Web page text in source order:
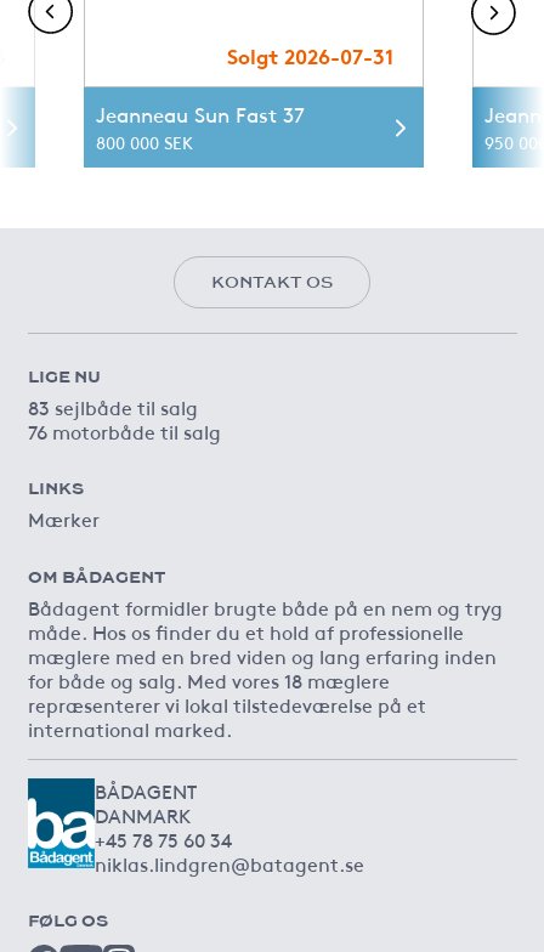
Solgt 2026-07-31
Jeanneau Sun Fast 37
800 000 SEK 950
KONTAKT OS
LIGE NU
83 sejlbåde til salg
76 motorbåde til salg
LINKS
Mærker
OM BÅDAGENT
Bådagent formidler brugte både på en nem og tryg
måde. Hos os finder du et hold af professionelle
mæglere med en bred viden og lang erfaring inden
for både og salg. Med vores 18 mæglere
repræsenterer vi lokal tilstedeværelse på et
international marked.
BÅDAGENT
DANMARK
+45 78 75 60 34
niklas.lindgren@batagent.se
FØLG OS